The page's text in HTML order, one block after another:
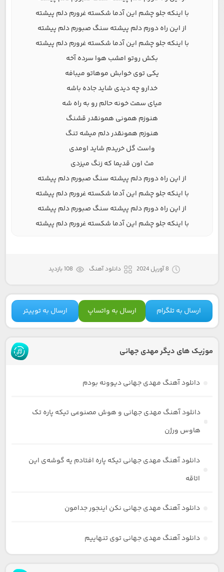
با اینکه جلو چشم این آدما شکسته غرورم دلم پیشته
از این راه دورم دلم پیشته سنگ صبورم دلم پیشته
با اینکه جلو چشم این آدما شکسته غرورم دلم پیشته
بکش روتو امشب هوا سرده آخه
یکی توی خوابش موهاتو میبافه
خدارو چه دیدی شاید جاده باشه
میای سمت خونه حالم رو به راه شه
هنوزم همونی همونقدر قشنگ
هنوزم همونقدر دلم میشه تنگ
واست گل خریدم شاید اومدی
مث اون قدیما که زنگ میزدی
از این راه دورم دلم پیشته سنگ صبورم دلم پیشته
با اینکه جلو چشم این آدما شکسته غرورم دلم پیشته
از این راه دورم دلم پیشته سنگ صبورم دلم پیشته
با اینکه جلو چشم این آدما شکسته غرورم دلم پیشته
8 آوریل 2024 دانلود آهنگ 108 بازدید
ارسال به تلگرام ارسال به واتساپ ارسال به توییتر
موزیک های دیگر مهدی جهانی
دانلود آهنگ مهدی جهانی دیوونه بودم
دانلود آهنگ مهدی جهانی و هوش مصنوعی تیکه پاره تک
هاوس ورژن
دانلود آهنگ مهدی جهانی تیکه پاره افتادم یه گوشه‌ی این
اتاقه
دانلود آهنگ مهدی جهانی نکن اینجور جدامون
دانلود آهنگ مهدی جهانی توی تنهاییم